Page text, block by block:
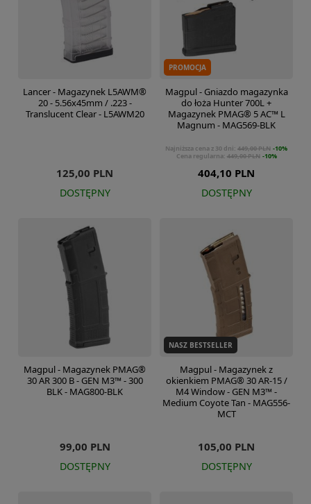
Lancer - Magazynek L5AWM®
20 - 5.56x45mm / .223 -
Translucent Clear - L5AWM20
125,00 PLN
DOSTĘPNY
PROMOCJA
Magpul - Gniazdo magazynka
do łoża Hunter 700L +
Magazynek PMAG® 5 AC™ L
Magnum - MAG569-BLK
404,10 PLN
Najniższa cena z 30 dni: 449,00 PLN -10%
Cena regularna: 449,00 PLN -10%
DOSTĘPNY
Magpul - Magazynek PMAG®
30 AR 300 B - GEN M3™ - 300
BLK - MAG800-BLK
99,00 PLN
DOSTĘPNY
NASZ BESTSELLER
Magpul - Magazynek z
okienkiem PMAG® 30 AR-15 /
M4 Window - GEN M3™ -
Medium Coyote Tan - MAG556-
MCT
105,00 PLN
DOSTĘPNY